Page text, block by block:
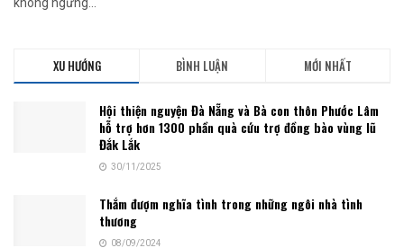
không ngừng...
XU HƯỚNG BÌNH LUẬN MỚI NHẤT
Hội thiện nguyện Đà Nẵng và Bà con thôn Phước Lâm
hỗ trợ hơn 1300 phần quà cứu trợ đồng bào vùng lũ
Đắk Lắk
30/11/2025
Thắm đượm nghĩa tình trong những ngôi nhà tình
thương
08/09/2024